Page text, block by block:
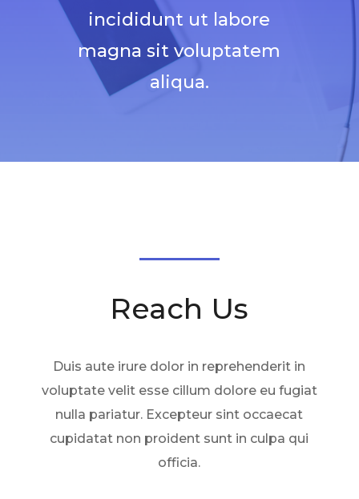
incididunt ut labore
magna sit voluptatem
aliqua.
Reach Us
Duis aute irure dolor in reprehenderit in
voluptate velit esse cillum dolore eu fugiat
nulla pariatur. Excepteur sint occaecat
cupidatat non proident sunt in culpa qui
officia.